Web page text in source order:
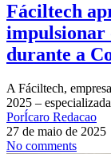
Fáciltech
impulsionar
durante a
A Fáciltech,
2025 –
PorÍcaro Redacao
27 de maio de 2025
No comments